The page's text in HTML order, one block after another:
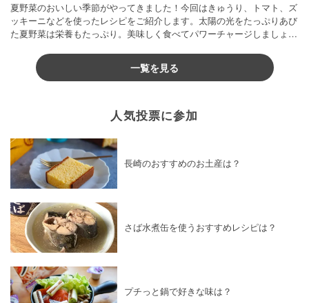
夏野菜のおいしい季節がやってきました！今回はきゅうり、トマト、ズ
ッキーニなどを使ったレシピをご紹介します。太陽の光をたっぷりあび
た夏野菜は栄養もたっぷり。美味しく食べてパワーチャージしましょう
一覧を見る
人気投票に参加
長崎のおすすめのお土産は？
さば水煮缶を使うおすすめレシピは？
プチっと鍋で好きな味は？